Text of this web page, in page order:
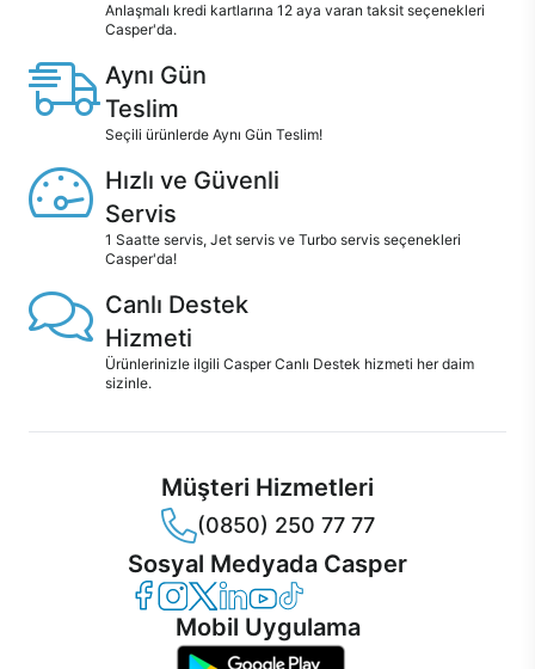
Anlaşmalı kredi kartlarına 12 aya varan taksit seçenekleri
Casper'da.
Aynı Gün
Teslim
Seçili ürünlerde Aynı Gün Teslim!
Hızlı ve Güvenli
Servis
1 Saatte servis, Jet servis ve Turbo servis seçenekleri
Casper'da!
Canlı Destek
Hizmeti
Ürünlerinizle ilgili Casper Canlı Destek hizmeti her daim
sizinle.
Müşteri Hizmetleri
(0850) 250 77 77
Sosyal Medyada Casper
Casper Facebook
Casper Instagram
Casper Twitter
Casper LinkedIn
Casper YouTube
Casper TikTok
Mobil Uygulama